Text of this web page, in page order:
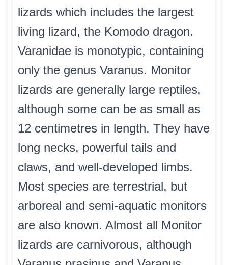
lizards which includes the largest
living lizard, the Komodo dragon.
Varanidae is monotypic, containing
only the genus Varanus. Monitor
lizards are generally large reptiles,
although some can be as small as
12 centimetres in length. They have
long necks, powerful tails and
claws, and well-developed limbs.
Most species are terrestrial, but
arboreal and semi-aquatic monitors
are also known. Almost all Monitor
lizards are carnivorous, although